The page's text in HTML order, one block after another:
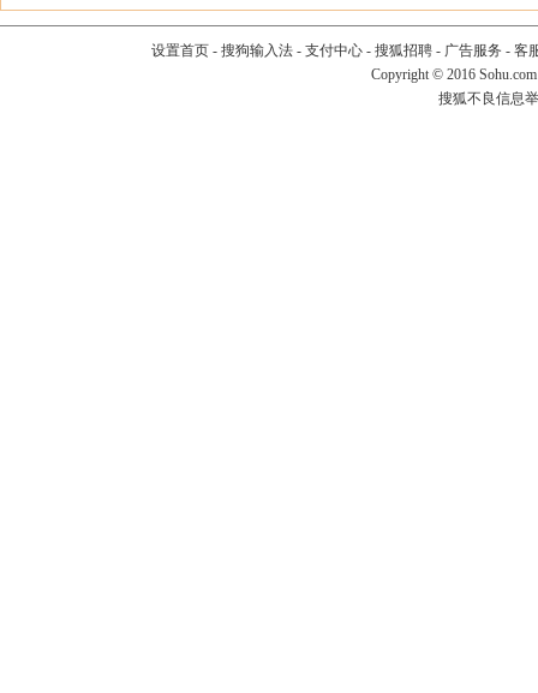
设置首页- 搜狗输入法- 支付中心- 搜狐招聘- 广告服务 - 客
Copyright © 2016
搜狐不良信息